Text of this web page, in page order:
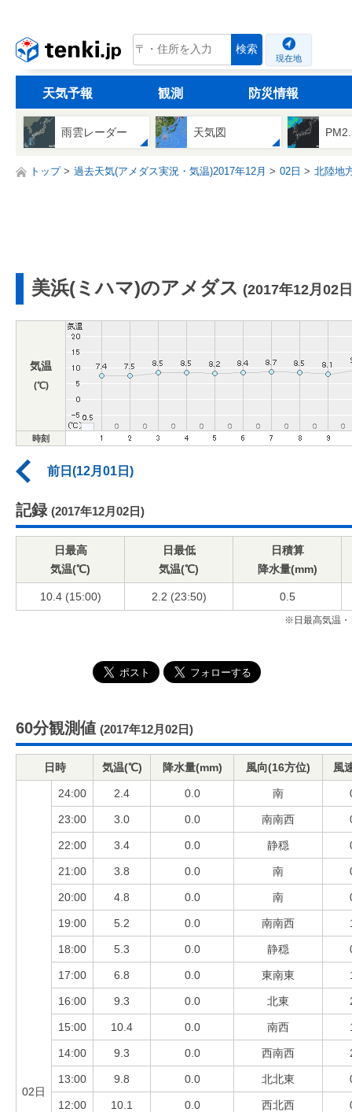
tenki.jp 検索
現在地
天気予報 観測 防災情報
雨雲レーダー 天気図
トップ 過去天気(アメダス実況・気温)2017年12月 02日 北陸地
美浜(ミハマ)のアメダス (2017年12月02
気温
(℃)
時刻
前日(12月01日)
記録 (2017年12月02日)
日最高
気温(℃)
日最低
気温(℃)
日積算
降水量(mm)
10.4 (15:00) 2.2 (23:50) 0.5
※日最高気温・
60分観測値 (2017年12月02日)
日時 気温(℃) 降水量(mm) 風向(16方位) 風
02日
24:00 2.4 0.0 南
23:00 3.0 0.0 南南西
22:00 3.4 0.0 静穏
21:00 3.8 0.0 南
20:00 4.8 0.0 南
19:00 5.2 0.0 南南西
18:00 5.3 0.0 静穏
17:00 6.8 0.0 東南東
16:00 9.3 0.0 北東
15:00 10.4 0.0 南西
14:00 9.3 0.0 西南西
13:00 9.8 0.0 北北東
12:00 10.1 0.0 西北西